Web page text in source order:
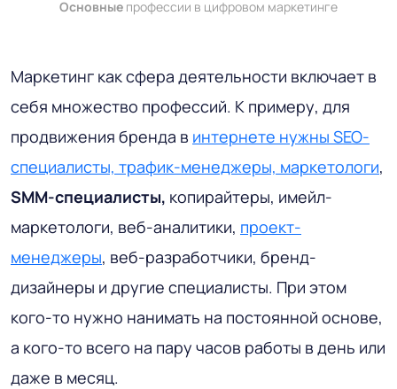
Основные профессии в цифровом маркетинге
Маркетинг как сфера деятельности включает в
себя множество профессий. К примеру, для
продвижения бренда в интернете нужны SEO-
специалисты, трафик-менеджеры, маркетологи,
SMM-специалисты, копирайтеры, имейл-
маркетологи, веб-аналитики, проект-
менеджеры, веб-разработчики, бренд-
дизайнеры и другие специалисты. При этом
кого-то нужно нанимать на постоянной основе,
а кого-то всего на пару часов работы в день или
даже в месяц.